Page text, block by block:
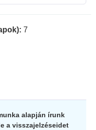
7
alapján írunk
a visszajelzéseidet